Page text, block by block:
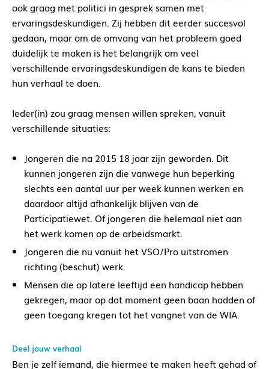
ook graag met politici in gesprek samen met
ervaringsdeskundigen. Zij hebben dit eerder succesvol
gedaan, maar om de omvang van het probleem goed
duidelijk te maken is het belangrijk om veel
verschillende ervaringsdeskundigen de kans te bieden
hun verhaal te doen.
Ieder(in) zou graag mensen willen spreken, vanuit
verschillende situaties:
Jongeren die na 2015 18 jaar zijn geworden. Dit
kunnen jongeren zijn die vanwege hun beperking
slechts een aantal uur per week kunnen werken en
daardoor altijd afhankelijk blijven van de
Participatiewet. Of jongeren die helemaal niet aan
het werk komen op de arbeidsmarkt.
Jongeren die nu vanuit het VSO/Pro uitstromen
richting (beschut) werk.
Mensen die op latere leeftijd een handicap hebben
gekregen, maar op dat moment geen baan hadden of
geen toegang kregen tot het vangnet van de WIA.
Deel jouw verhaal
Ben je zelf iemand, die hiermee te maken heeft gehad of